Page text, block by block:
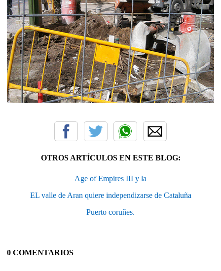
OTROS ARTÍCULOS EN ESTE BLOG:
Age of Empires III y la
EL valle de Aran quiere independizarse de Cataluña
Puerto coruñes.
0 COMENTARIOS